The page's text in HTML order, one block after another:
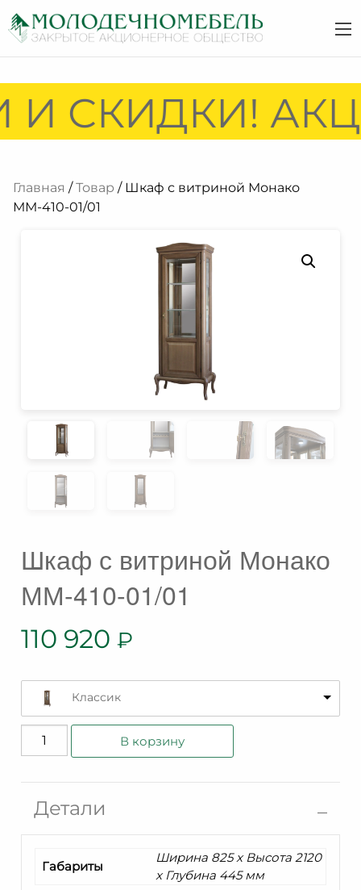
СКИДКИ!
Главная /Товар / Шкаф с витриной Монако
ММ-410-01/01
Шкаф с витриной Монако
ММ-410-01/01
110 920 ₽
Классик
Количество
товара
витриной
Монако
01/01
В корзину
Детали
Габариты
Ширина 825 x Высота 2120
x Глубина 445 мм